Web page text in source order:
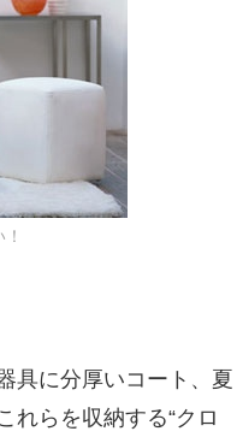
！
具に分厚いコート、夏
れらを収納する“クロ